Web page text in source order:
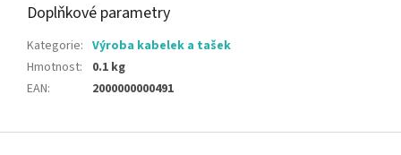
Doplňkové parametry
Kategorie: Výroba kabelek a tašek
Hmotnost:
0.1 kg
EAN: 2000000000491
Z